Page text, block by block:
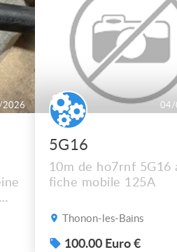
04/
5G16
10m de ho7rnf 5G16
fiche mobile 125A
Thonon-les-Bains
100.00 Euro €